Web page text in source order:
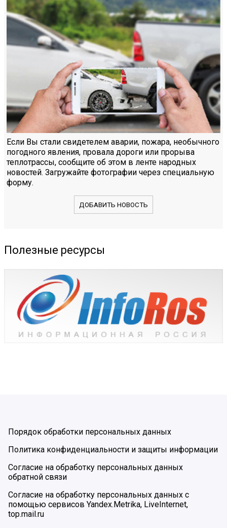
Если Вы стали свидетелем аварии, пожара, необычного
погодного явления, провала дороги или прорыва
теплотрассы, сообщите об этом в ленте народных
новостей. Загружайте фотографии через специальную
форму.
ДОБАВИТЬ НОВОСТЬ
Полезные ресурсы
Порядок обработки персональных данных
Политика конфиденциальности и защиты информации
Согласие на обработку персональных данных
обратной связи
Согласие на обработку персональных данных с
помощью сервисов Yandex.Metrika, LiveInternet,
top.mail.ru